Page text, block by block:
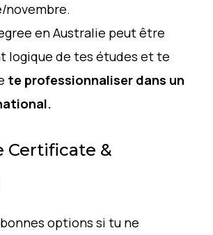
novembre.
en Australie peut être
logique de tes études et te
te professionnaliser dans un
Certificate &
options si tu ne